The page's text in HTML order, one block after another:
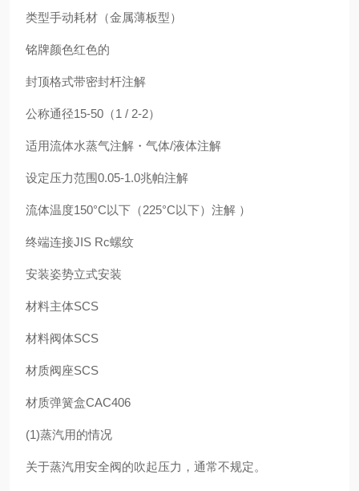
类型手动耗材（金属薄板型）
铭牌颜色红色的
封顶格式带密封杆注解
公称通径15-50（1 / 2-2）
适用流体水蒸气注解・气体/液体注解
设定压力范围0.05-1.0兆帕注解
流体温度150°C以下（225°C以下）注解 ）
终端连接JIS Rc螺纹
安装姿势立式安装
材料主体SCS
材料阀体SCS
材质阀座SCS
材质弹簧盒CAC406
(1)蒸汽用的情况
关于蒸汽用安全阀的吹起压力，通常不规定。